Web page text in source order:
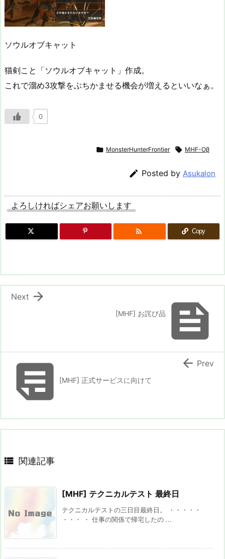
ソウルオブキャット
猫剣こと「ソウルオブキャット」作成。
これで溜め3攻撃をぶちかませる機会が増えるといいなぁ。
0
 MonsterHunterFrontier  MHF-Oβ
 Posted by Asukalon
よろしければシェアお願いします
 Copy

[MHF] お詫び品

Next
[MHF] 正式サービスに向けて
 Prev
 関連記事
[MHF] テクニカルテスト 最終日
テクニカルテストの三日目最終日。 ・・・・・
・・・ ・ 仕事の関係で帰宅したの ...